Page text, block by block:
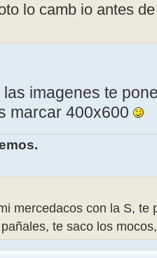
lo camb io antes
imagenes te
marcar 400x600
mercedacos con la S, te
te saco los